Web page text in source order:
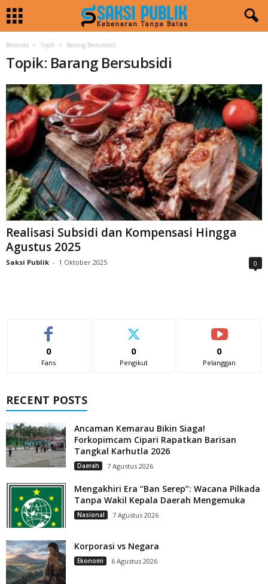
Beranda Topik Barang Bersubsidi
Topik: Barang Bersubsidi
Realisasi Subsidi dan Kompensasi Hingga
Agustus 2025
Saksi Publik - 1 Oktober 2025 0
0
Fans
0
Pengikut
0
Pelanggan
RECENT POSTS
Ancaman Kemarau Bikin Siaga!
Forkopimcam Cipari Rapatkan Barisan
Tangkal Karhutla 2026
Daerah 7 Agustus 2026
Mengakhiri Era “Ban Serep”: Wacana Pilkada
Tanpa Wakil Kepala Daerah Mengemuka
Nasional 7 Agustus 2026
Korporasi vs Negara
Ekonomi 6 Agustus 2026